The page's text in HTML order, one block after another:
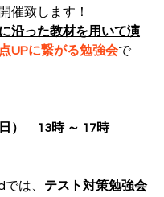
催致します！
沿った教材を用いて演
UPに繋がる勉強会で
）　13時 ～ 17時
は、 テスト対策勉強会